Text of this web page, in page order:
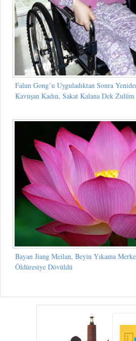
Falun Gong’u Uyguladıktan Sonra
Kavuşan Kadın, Sakat Kalana Dek
Bayan Jiang Meilan, Beyin Yıkama
Öldüresiye Dövüldü